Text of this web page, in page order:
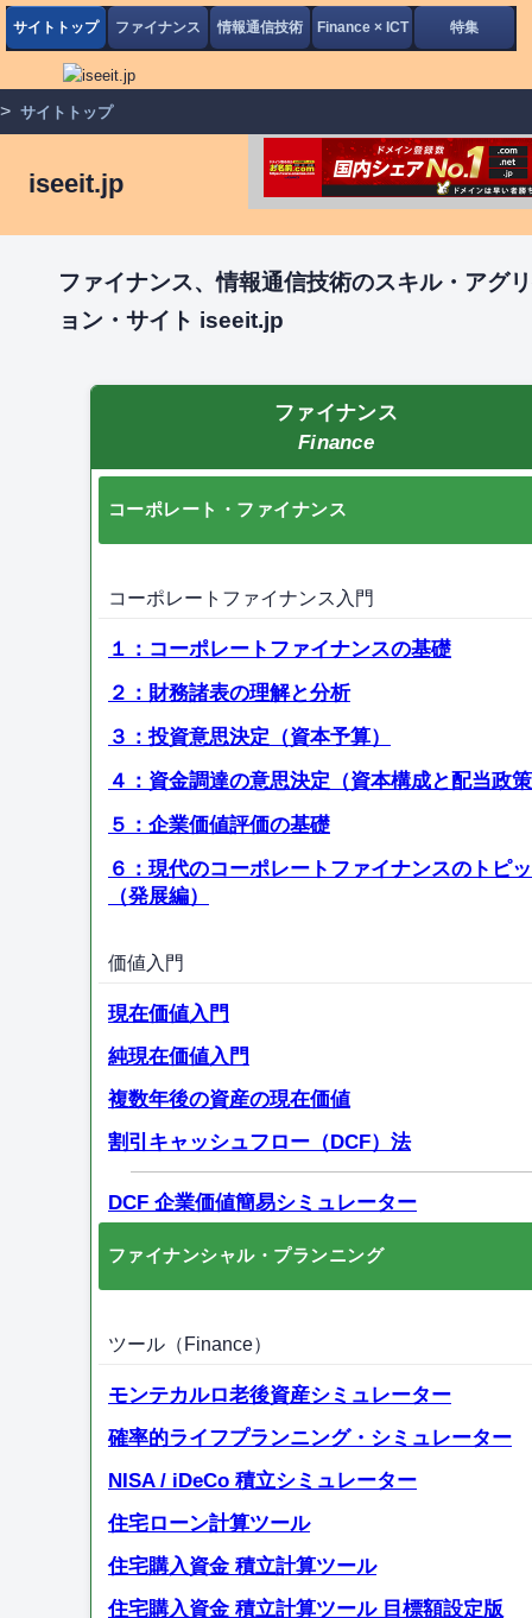
サイトトップ ファイナンス 情報通信技術 Finance × ICT 特集
> サイトトップ
iseeit.jp
ファイナンス、情報通信技術のスキル・アグ
ョン・サイト iseeit.jp
ファイナンス
Finance
コーポレート・ファイナンス
コーポレートファイナンス入門
１：コーポレートファイナンスの基礎
２：財務諸表の理解と分析
３：投資意思決定（資本予算）
４：資金調達の意思決定（資本構成と配当政
５：企業価値評価の基礎
６：現代のコーポレートファイナンスのトピ
（発展編）
価値入門
現在価値入門
純現在価値入門
複数年後の資産の現在価値
割引キャッシュフロー（DCF）法
DCF 企業価値簡易シミュレーター
ファイナンシャル・プランニング
ツール（Finance）
モンテカルロ老後資産シミュレーター
確率的ライフプランニング・シミュレーター
NISA / iDeCo 積立シミュレーター
住宅ローン計算ツール
住宅購入資金 積立計算ツール
住宅購入資金 積立計算ツール 目標額設定版